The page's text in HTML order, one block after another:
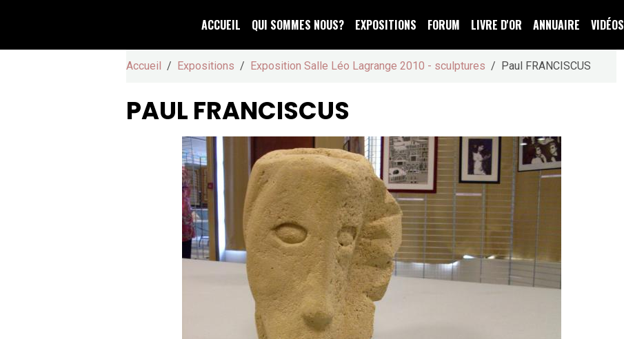
ACCUEIL QUI SOMMES NOUS? EXPOSITIONS FORUM LIVRE D'OR ANNUAIRE VIDÉOS
Accueil Expositions Exposition Salle Léo Lagrange 2010 - sculptures Paul FRANCISCUS
PAUL FRANCISCUS